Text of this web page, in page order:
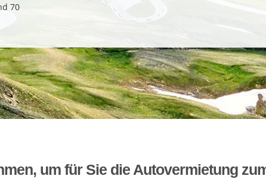
70
um für Sie die Autovermietung